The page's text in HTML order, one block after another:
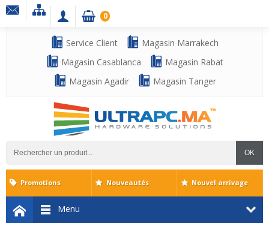
Service Client
Magasin Marrakech
Magasin Casablanca
Magasin Rabat
Magasin Agadir
Magasin Tanger
OK
0
Menu
Promotions Nouveautés Nouvel arrivage